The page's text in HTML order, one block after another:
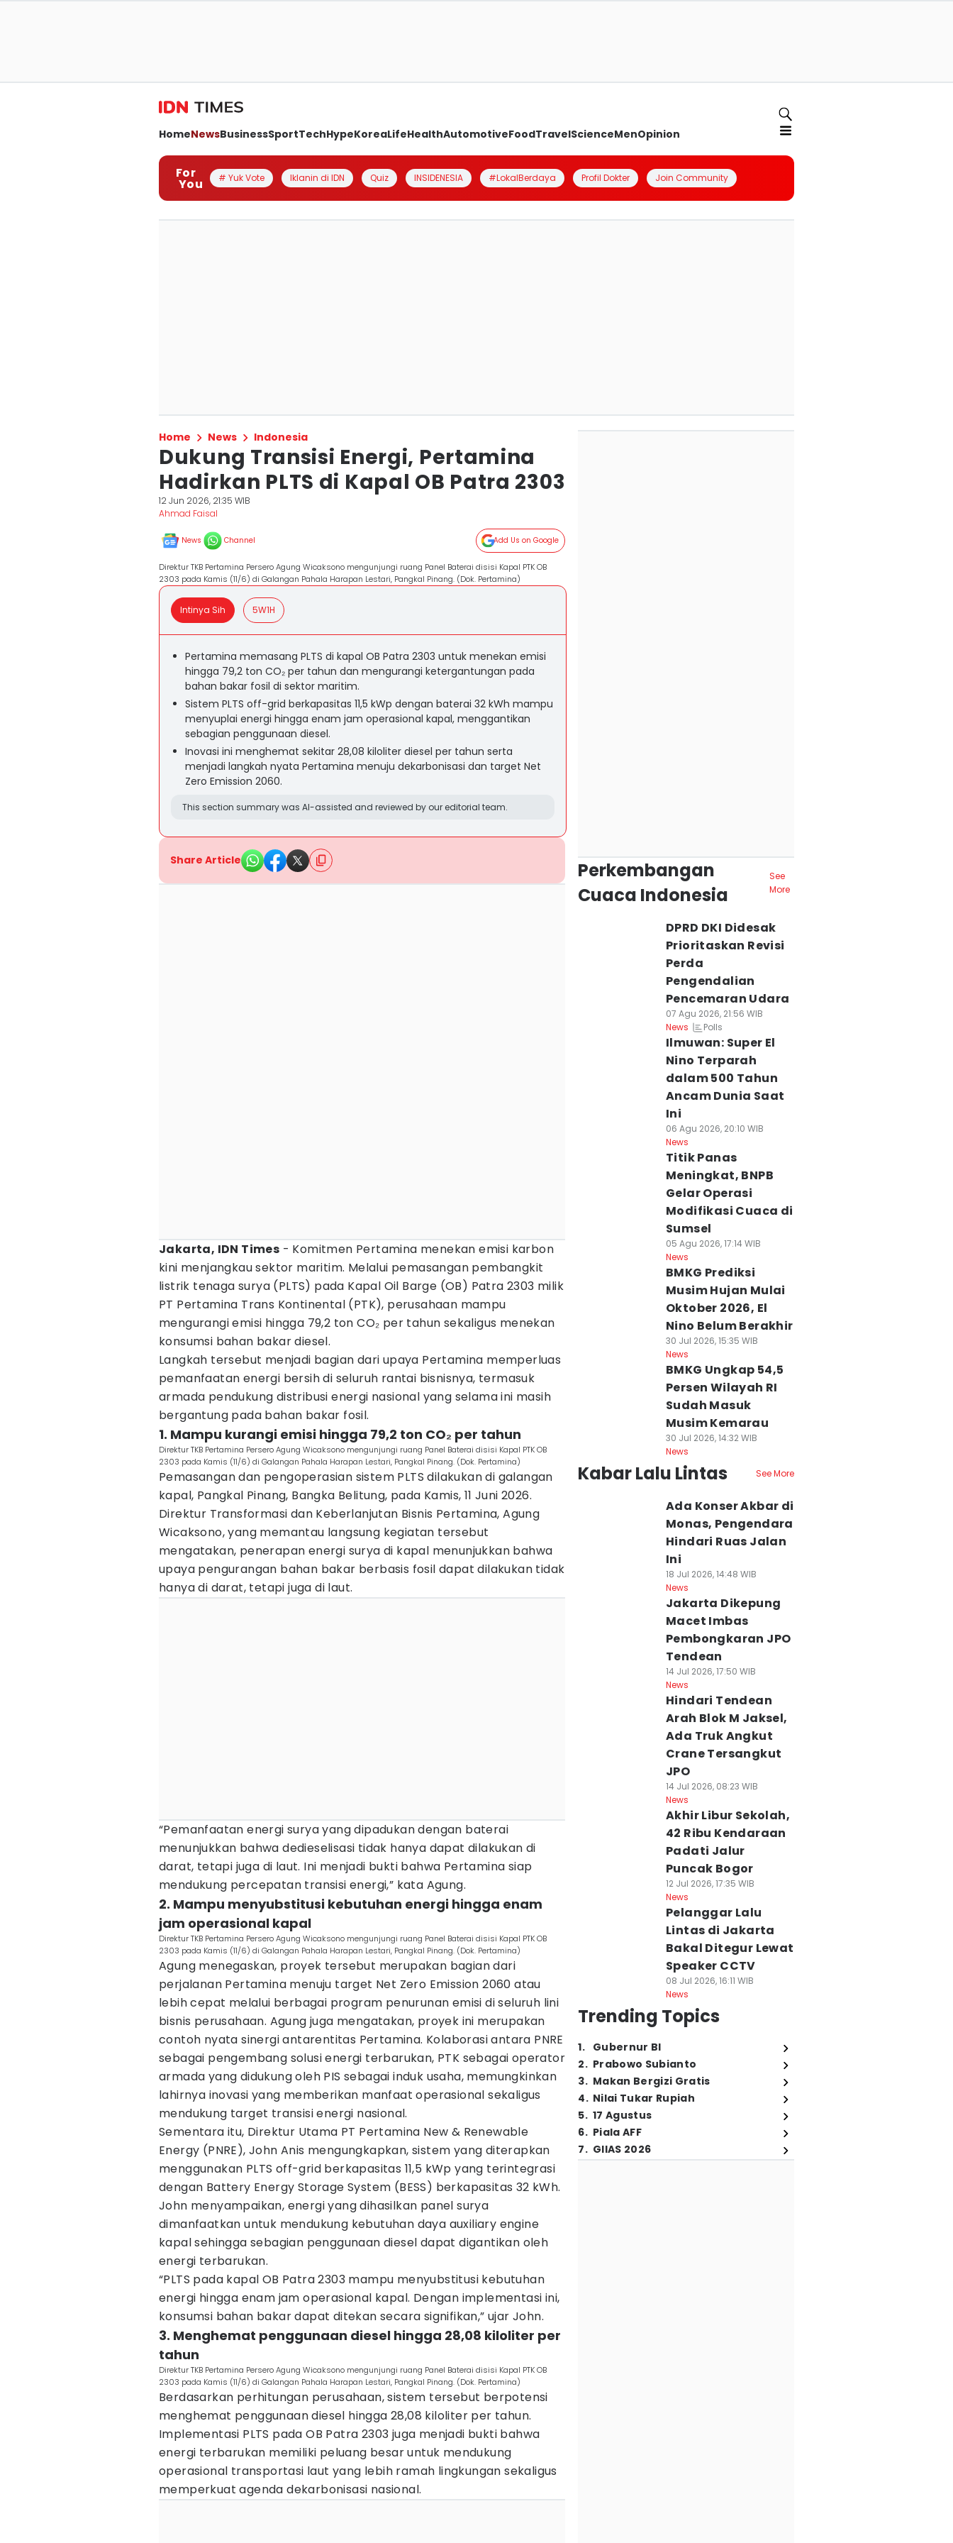
HomeNewsBusinessSportTechHypeKoreaLifeHealthAutomotiveFoodTravelScienceMenOpinion
For
You # Yuk Vote Iklanin di IDN Quiz INSIDENESIA #LokalBerdaya Profil Dokter Join Community
Home News Indonesia
Dukung Transisi Energi, Pertamina
Hadirkan PLTS di Kapal OB Patra 2303
12 Jun 2026, 21:35 WIB
Ahmad Faisal
News Channel Add Us on Google
Direktur TKB Pertamina Persero Agung Wicaksono mengunjungi ruang Panel Baterai disisi Kapal PTK OB
2303 pada Kamis (11/6) di Galangan Pahala Harapan Lestari, Pangkal Pinang. (Dok. Pertamina)
Intinya Sih 5W1H
Pertamina memasang PLTS di kapal OB Patra 2303 untuk menekan emisi
hingga 79,2 ton CO₂ per tahun dan mengurangi ketergantungan pada
bahan bakar fosil di sektor maritim.
Sistem PLTS off-grid berkapasitas 11,5 kWp dengan baterai 32 kWh mampu
menyuplai energi hingga enam jam operasional kapal, menggantikan
sebagian penggunaan diesel.
Inovasi ini menghemat sekitar 28,08 kiloliter diesel per tahun serta
menjadi langkah nyata Pertamina menuju dekarbonisasi dan target Net
Zero Emission 2060.
This section summary was AI-assisted and reviewed by our editorial team.
Share Article
Jakarta, IDN Times - Komitmen Pertamina menekan emisi karbon
kini menjangkau sektor maritim. Melalui pemasangan pembangkit
listrik tenaga surya (PLTS) pada Kapal Oil Barge (OB) Patra 2303 milik
PT Pertamina Trans Kontinental (PTK), perusahaan mampu
mengurangi emisi hingga 79,2 ton CO₂ per tahun sekaligus menekan
konsumsi bahan bakar diesel.
Langkah tersebut menjadi bagian dari upaya Pertamina memperluas
pemanfaatan energi bersih di seluruh rantai bisnisnya, termasuk
armada pendukung distribusi energi nasional yang selama ini masih
bergantung pada bahan bakar fosil.
1. Mampu kurangi emisi hingga 79,2 ton CO₂ per tahun
Direktur TKB Pertamina Persero Agung Wicaksono mengunjungi ruang Panel Baterai disisi Kapal PTK OB
2303 pada Kamis (11/6) di Galangan Pahala Harapan Lestari, Pangkal Pinang. (Dok. Pertamina)
Pemasangan dan pengoperasian sistem PLTS dilakukan di galangan
kapal, Pangkal Pinang, Bangka Belitung, pada Kamis, 11 Juni 2026.
Direktur Transformasi dan Keberlanjutan Bisnis Pertamina, Agung
Wicaksono, yang memantau langsung kegiatan tersebut
mengatakan, penerapan energi surya di kapal menunjukkan bahwa
upaya pengurangan bahan bakar berbasis fosil dapat dilakukan tidak
hanya di darat, tetapi juga di laut.
“Pemanfaatan energi surya yang dipadukan dengan baterai
menunjukkan bahwa dedieselisasi tidak hanya dapat dilakukan di
darat, tetapi juga di laut. Ini menjadi bukti bahwa Pertamina siap
mendukung percepatan transisi energi,” kata Agung.
2. Mampu menyubstitusi kebutuhan energi hingga enam
jam operasional kapal
Direktur TKB Pertamina Persero Agung Wicaksono mengunjungi ruang Panel Baterai disisi Kapal PTK OB
2303 pada Kamis (11/6) di Galangan Pahala Harapan Lestari, Pangkal Pinang. (Dok. Pertamina)
Agung menegaskan, proyek tersebut merupakan bagian dari
perjalanan Pertamina menuju target Net Zero Emission 2060 atau
lebih cepat melalui berbagai program penurunan emisi di seluruh lini
bisnis perusahaan. Agung juga mengatakan, proyek ini merupakan
contoh nyata sinergi antarentitas Pertamina. Kolaborasi antara PNRE
sebagai pengembang solusi energi terbarukan, PTK sebagai operator
armada yang didukung oleh PIS sebagai induk usaha, memungkinkan
lahirnya inovasi yang memberikan manfaat operasional sekaligus
mendukung target transisi energi nasional.
Sementara itu, Direktur Utama PT Pertamina New & Renewable
Energy (PNRE), John Anis mengungkapkan, sistem yang diterapkan
menggunakan PLTS off-grid berkapasitas 11,5 kWp yang terintegrasi
dengan Battery Energy Storage System (BESS) berkapasitas 32 kWh.
John menyampaikan, energi yang dihasilkan panel surya
dimanfaatkan untuk mendukung kebutuhan daya auxiliary engine
kapal sehingga sebagian penggunaan diesel dapat digantikan oleh
energi terbarukan.
“PLTS pada kapal OB Patra 2303 mampu menyubstitusi kebutuhan
energi hingga enam jam operasional kapal. Dengan implementasi ini,
konsumsi bahan bakar dapat ditekan secara signifikan,” ujar John.
3. Menghemat penggunaan diesel hingga 28,08 kiloliter per
tahun
Direktur TKB Pertamina Persero Agung Wicaksono mengunjungi ruang Panel Baterai disisi Kapal PTK OB
2303 pada Kamis (11/6) di Galangan Pahala Harapan Lestari, Pangkal Pinang. (Dok. Pertamina)
Berdasarkan perhitungan perusahaan, sistem tersebut berpotensi
menghemat penggunaan diesel hingga 28,08 kiloliter per tahun.
Implementasi PLTS pada OB Patra 2303 juga menjadi bukti bahwa
energi terbarukan memiliki peluang besar untuk mendukung
operasional transportasi laut yang lebih ramah lingkungan sekaligus
memperkuat agenda dekarbonisasi nasional.
Perkembangan
Cuaca Indonesia
See
More
DPRD DKI Didesak
Prioritaskan Revisi
Perda
Pengendalian
Pencemaran Udara
07 Agu 2026, 21:56 WIB
News
Polls
Ilmuwan: Super El
Nino Terparah
dalam 500 Tahun
Ancam Dunia Saat
Ini
06 Agu 2026, 20:10 WIB
News
Titik Panas
Meningkat, BNPB
Gelar Operasi
Modifikasi Cuaca di
Sumsel
05 Agu 2026, 17:14 WIB
News
BMKG Prediksi
Musim Hujan Mulai
Oktober 2026, El
Nino Belum Berakhir
30 Jul 2026, 15:35 WIB
News
BMKG Ungkap 54,5
Persen Wilayah RI
Sudah Masuk
Musim Kemarau
30 Jul 2026, 14:32 WIB
News
Kabar Lalu Lintas See More
Ada Konser Akbar di
Monas, Pengendara
Hindari Ruas Jalan
Ini
18 Jul 2026, 14:48 WIB
News
Jakarta Dikepung
Macet Imbas
Pembongkaran JPO
Tendean
14 Jul 2026, 17:50 WIB
News
Hindari Tendean
Arah Blok M Jaksel,
Ada Truk Angkut
Crane Tersangkut
JPO
14 Jul 2026, 08:23 WIB
News
Akhir Libur Sekolah,
42 Ribu Kendaraan
Padati Jalur
Puncak Bogor
12 Jul 2026, 17:35 WIB
News
Pelanggar Lalu
Lintas di Jakarta
Bakal Ditegur Lewat
Speaker CCTV
08 Jul 2026, 16:11 WIB
News
Trending Topics
1. Gubernur BI
2. Prabowo Subianto
3. Makan Bergizi Gratis
4. Nilai Tukar Rupiah
5. 17 Agustus
6. Piala AFF
7. GIIAS 2026